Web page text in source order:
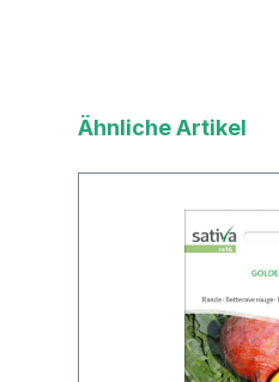
Produktgalerie
Ähnliche Artikel